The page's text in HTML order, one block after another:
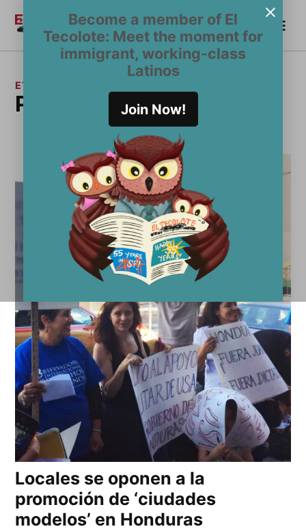
Become a member of El
Tecolote: Meet the moment for
immigrant, working-class
Latinos
Join Now!
contenido
El
Tecolote
Become a Member
ETIQUETA:
Porfirio Lobo
Locales se oponen a la
promoción de ‘ciudades
modelos’ en Honduras